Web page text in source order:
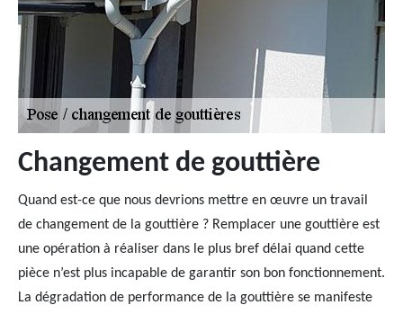
Changement de gouttière
Quand est-ce que nous devrions mettre en œuvre un travail
de changement de la gouttière ? Remplacer une gouttière est
une opération à réaliser dans le plus bref délai quand cette
pièce n’est plus incapable de garantir son bon fonctionnement.
La dégradation de performance de la gouttière se manifeste